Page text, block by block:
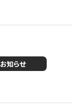
お知らせ